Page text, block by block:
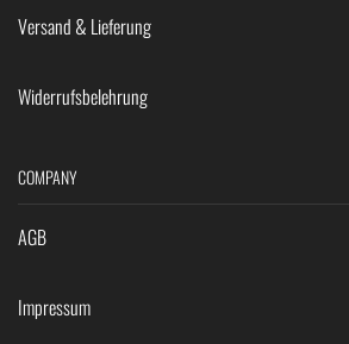
Versand & Lieferung
Widerrufsbelehrung
COMPANY
AGB
Impressum